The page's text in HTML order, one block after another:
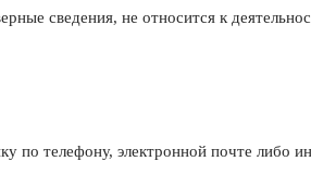
сведения, не относится к
по телефону, электронной почте либо